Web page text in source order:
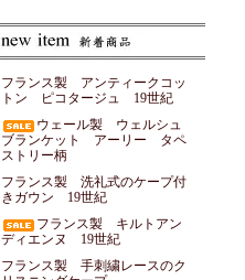
フランス製 アンティークコッ
トン ピコタージュ 19世紀
ウェール製 ウェルシュ
ブランケット アーリー タペ
ストリー柄
フランス製 洗礼式のケープ付
きガウン 19世紀
フランス製 キルトアン
ディエンヌ 19世紀
フランス製 手刺繍レースのク